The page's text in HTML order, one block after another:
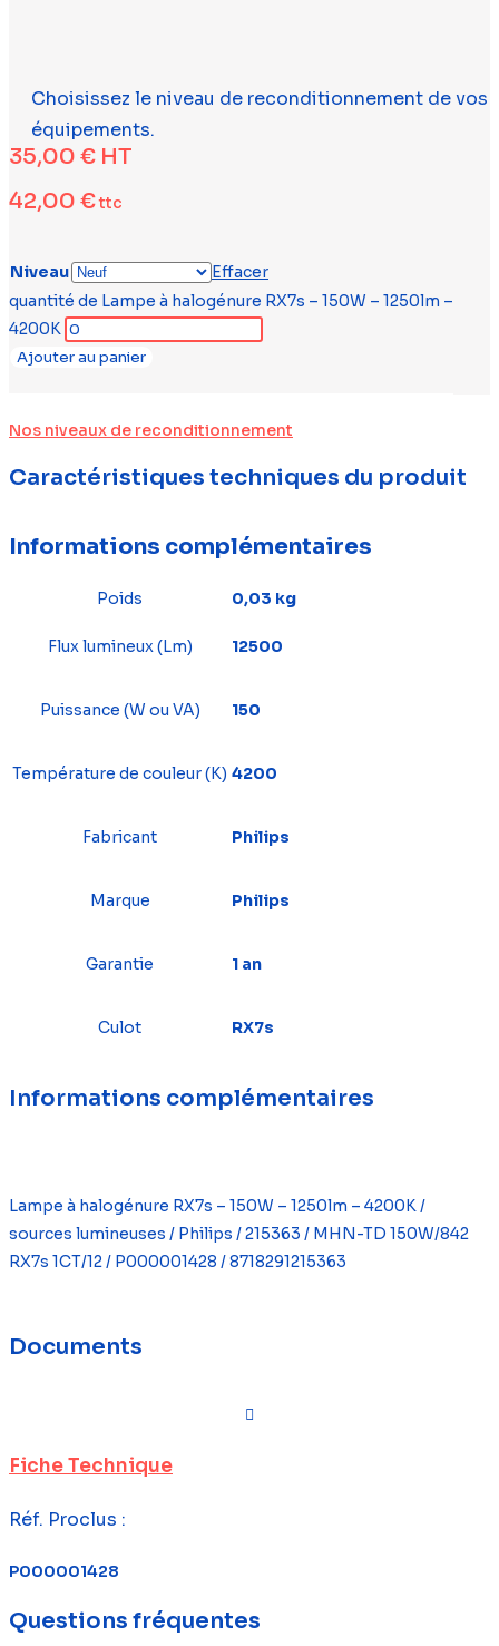
Choisissez le niveau de reconditionnement de vos
équipements.
35,00 € HT
42,00 €ttc
Niveau
Effacer
quantité de Lampe à halogénure RX7s – 150W – 1250lm –
4200K
Ajouter au panier
Nos niveaux de reconditionnement
Caractéristiques techniques du produit
Informations complémentaires
Poids 0,03 kg
Flux lumineux (Lm) 12500
Puissance (W ou VA) 150
Température de couleur (K) 4200
Fabricant Philips
Marque Philips
Garantie 1 an
Culot RX7s
Informations complémentaires
Lampe à halogénure RX7s – 150W – 1250lm – 4200K /
sources lumineuses / Philips / 215363 / MHN-TD 150W/842
RX7s 1CT/12 / P000001428 / 8718291215363
Documents
Fiche Technique
Réf. Proclus :
P000001428
Questions fréquentes